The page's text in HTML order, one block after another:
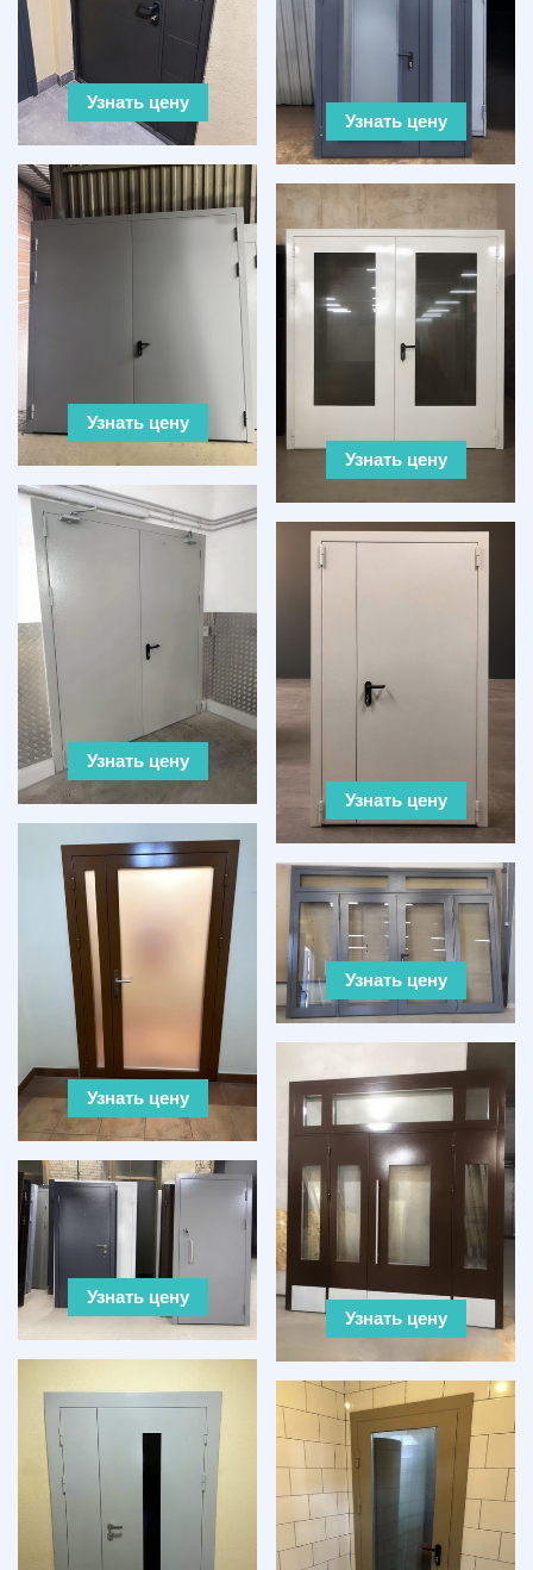
Узнать цену
Узнать цену
Узнать цену
Узнать цену
Узнать цену
Узнать цену
Узнать цену
Узнать цену
Узнать цену
Узнать цену